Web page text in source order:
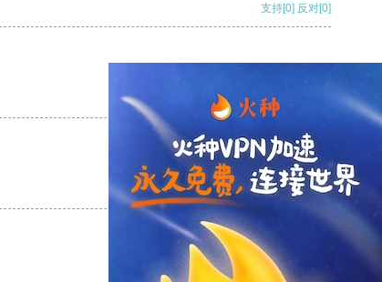
支持[0] 反对[0]
支持
支持[0] 反对[0]